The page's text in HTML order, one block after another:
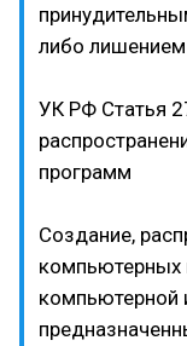
либо
УК РФ Статья
программ
Создание,
компьютерных
компьютерной